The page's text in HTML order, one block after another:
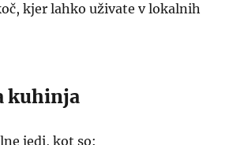
kjer lahko uživate v lokalnih
kuhinja
jedi, kot so: